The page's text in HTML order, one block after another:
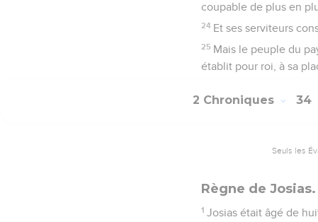
coupable de plus en
24 Et ses serviteurs
25 Mais le peuple du
établit pour roi, à sa
2 Chroniques 34
Seuls les
Règne de
1 Josias était âgé de